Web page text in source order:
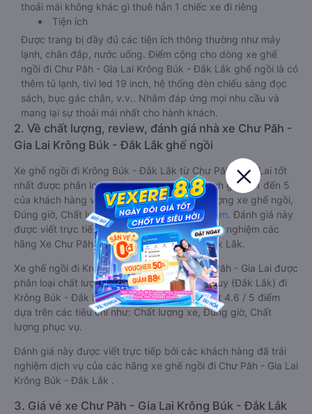
thoải mái không khác gì thuê hẳn 1 chiếc xe đi riêng
Tiện ích
Được trang bị đầy đủ các tiện ích thông thường như máy
lạnh, chăn đắp, nước uống. Điểm cộng cho dòng xe ghế
ngồi đi Chư Păh - Gia Lai Krông Búk - Đắk Lắk ghế ngồi là có
thêm tủ lạnh, tivi led 19 inch, hệ thống đèn chiếu sáng đọc
sách, bục gác chân, v.v.. Nhằm đáp ứng mọi nhu cầu và
mang lại sự thoải mái nhất cho hành khách.
2. Về chất lượng, review, đánh giá nhà xe Chư Păh -
Gia Lai Krông Búk - Đắk Lắk ghế ngồi
Xe ghế ngồi đi Krông Búk - Đắk Lắk từ Chư Păh - Gia Lai tốt
nhất được phân loại chất lượng dựa trên đánh giá từ 1 đến 5
của khách hàng với các tiêu chí như: Chất lượng xe ghế ngồi,
Đúng giờ, Chất lượng phục vụ trênVexere.com. Đánh giá này
được viết trực tiếp bởi các khách hàng đã trải nghiệm các
hãng Xe Chư Păh - Gia Lai đi Krông Búk - Đắk Lắk.
Xe ghế ngồi đi Krông Búk - Đắk Lắk từ Chư Păh - Gia Lai được
phân loại chất lượng tốt nhất là xe Phương Huy (Đắk Lắk) đi
Krông Búk - Đắk Lắk từ Chư Păh - Gia Lai đạt 4.6 / 5 điểm
dựa trên các tiêu chí như: Chất lượng xe, Đúng giờ, Chất
lượng phục vụ.
Đánh giá này được viết trực tiếp bởi các khách hàng đã trải
nghiệm dịch vụ của các hãng xe ghế ngồi đi Chư Păh - Gia Lai
Krông Búk - Đắk Lắk .
3. Giá vé xe Chư Păh - Gia Lai Krông Búk - Đắk Lắk